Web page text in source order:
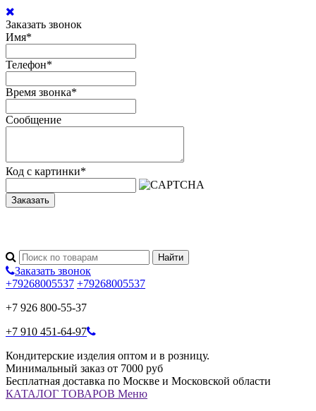
Заказать звонок
Имя*
Телефон*
Время звонка*
Сообщение
Код с картинки*
Заказать
Заказать звонок
+79268005537 +79268005537
+7 926 800-55-37
+7 910 451-64-97
Кондитерские изделия оптом и в розницу.
Минимальный заказ от 7000 руб
Бесплатная доставка по Москве и Московской области
КАТАЛОГ ТОВАРОВ Меню